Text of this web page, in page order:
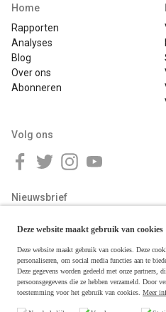
Home
Rapporten
Analyses
Blog
Over ons
Abonneren
Volg ons
Nieuwsbrief
Deze website maakt gebruik van cookies
Deze website maakt gebruik van cookies. Deze
personaliseren, om social media functies aan te
Deze gegevens worden gedeeld met onze partners,
persoonsgegevens die ze hebben verzameld. Door
toestemming voor het gebruik van cookies. Meer